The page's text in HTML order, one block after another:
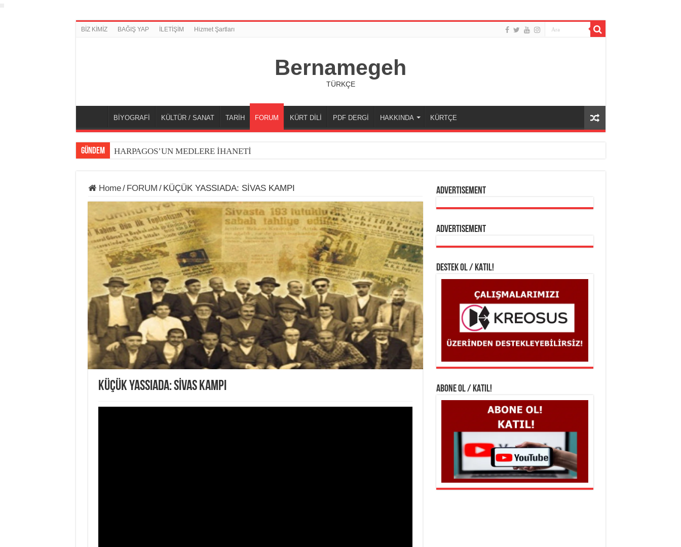
BİZ KİMİZ BAĞIŞ YAP İLETİŞİM Hizmet Şartları
Bernamegeh
TÜRKÇE
BİYOGRAFİ KÜLTÜR / SANAT TARİH FORUM KÜRT DİLİ PDF DERGİ HAKKINDA KÜRTÇE
GÜNDEM HARPAGOS’UN MEDLERE İHANETİ
Home/ FORUM / KÜÇÜK YASSIADA: SİVAS KAMPI
KÜÇÜK YASSIADA: SİVAS KAMPI
Advertisement
Advertisement
DESTEK OL / KATIL!
ABONE OL / KATIL!